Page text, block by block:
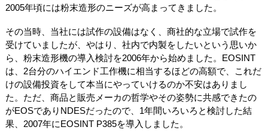
2005年頃には粉末造形のニーズが高まってきました。
その当時、当社には試作の設備はなく、商社的な立場で試作を
受けていましたが、やはり、社内で内製をしたいという思いか
ら、粉末造形機の導入検討を2006年から始めました。EOSINT
は、2台分のハイエンド工作機に相当するほどの高額で、これだ
けの設備投資をして本当にやっていけるのか不安はありまし
た。ただ、商品と販売メーカの哲学やその姿勢に共感できたの
がEOSでありNDESだったので、1年間いろいろと検討した結
果、2007年にEOSINT P385を導入しました。